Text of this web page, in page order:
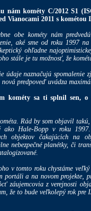
nám kométy C/2012 S1
Vianocami 2011 s
obe kométy nám
aké sme od roku 1997
ohľadne
stále je tu možnosť, že
údaje naznačujú spomalenie
nová predpoveď uvádza
kométy sa ti splnil sen, o
Rád by som objavil
ako Hale-Bopp v roku
objektov čakajúcich na
nebezpečné planétky, či
v tomto roku chystáme
portáli a na novom projekte,
záujemcovia z verejnosti
že to bude veľkolepý rok pre